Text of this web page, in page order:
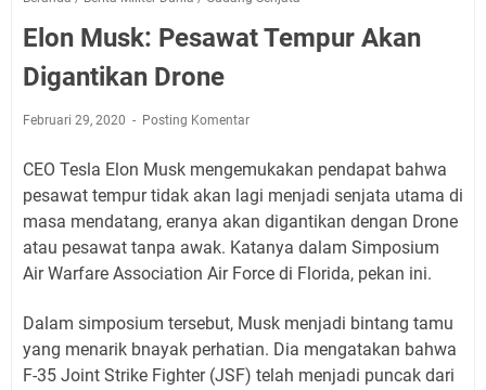
Elon Musk: Pesawat Tempur Akan
Digantikan Drone
Februari 29, 2020 Posting Komentar
CEO Tesla Elon Musk mengemukakan pendapat bahwa
pesawat tempur tidak akan lagi menjadi senjata utama di
masa mendatang, eranya akan digantikan dengan Drone
atau pesawat tanpa awak. Katanya dalam Simposium
Air Warfare Association Air Force di Florida, pekan ini.
Dalam simposium tersebut, Musk menjadi bintang tamu
yang menarik bnayak perhatian. Dia mengatakan bahwa
F-35 Joint Strike Fighter (JSF) telah menjadi puncak dari